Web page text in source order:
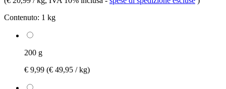
Contenuto: 1 kg
200 g
€ 9,99 (€ 49,95 / kg)